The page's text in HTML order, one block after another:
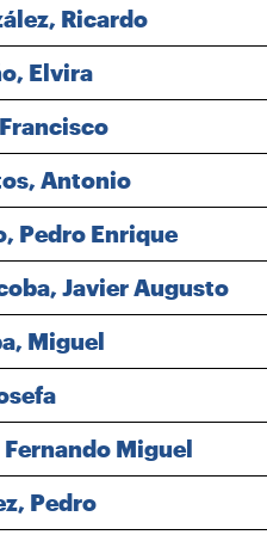
Ricardo
Elvira
Antonio
Pedro Enrique
Javier Augusto
Miguel
Miguel
Pedro